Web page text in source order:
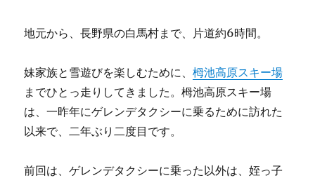
地元から、長野県の白馬村まで、片道約6時間。
妹家族と雪遊びを楽しむために、栂池高原スキー場
までひとっ走りしてきました。栂池高原スキー場
は、一昨年にゲレンデタクシーに乗るために訪れた
以来で、二年ぶり二度目です。
前回は、ゲレンデタクシーに乗った以外は、姪っ子